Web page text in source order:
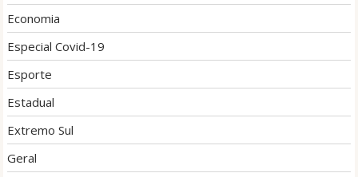
Economia
Especial Covid-19
Esporte
Estadual
Extremo Sul
Geral